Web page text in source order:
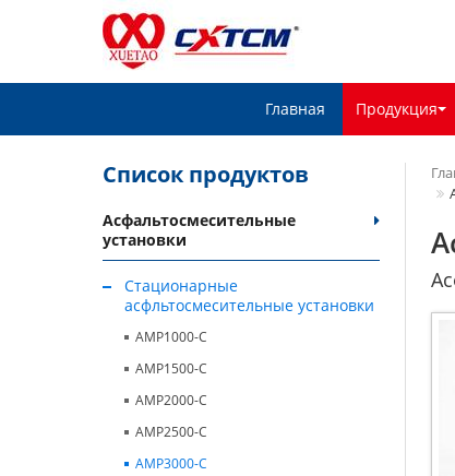
Главная Продукция
Список продуктов
Асфальтосмесительные
установки
Стационарные
асфльтосмесительные установки
AMP1000-C
AMP1500-C
AMP2000-C
AMP2500-C
AMP3000-C